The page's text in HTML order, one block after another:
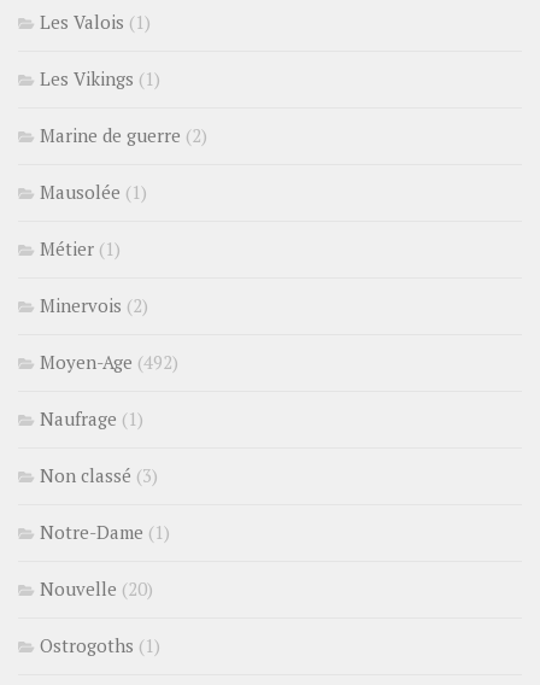
Les Valois (1)
Les Vikings (1)
Marine de guerre (2)
Mausolée (1)
Métier (1)
Minervois (2)
Moyen-Age (492)
Naufrage (1)
Non classé (3)
Notre-Dame (1)
Nouvelle (20)
Ostrogoths (1)